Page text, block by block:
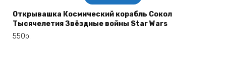
Открывашка Космический корабль Сокол
Тысячелетия Звёздные войны Star Wars
550р.